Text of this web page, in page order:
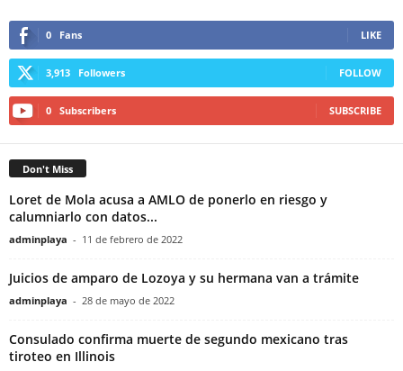
0 Fans LIKE
3,913 Followers FOLLOW
0 Subscribers SUBSCRIBE
Don't Miss
Loret de Mola acusa a AMLO de ponerlo en riesgo y
calumniarlo con datos...
adminplaya - 11 de febrero de 2022
Juicios de amparo de Lozoya y su hermana van a trámite
adminplaya - 28 de mayo de 2022
Consulado confirma muerte de segundo mexicano tras
tiroteo en Illinois